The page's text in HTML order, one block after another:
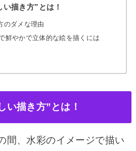
描き方”とは！
のダメな理由
鮮やかで立体的な絵を描くには
い描き方”とは！
間、水彩のイメージで描い